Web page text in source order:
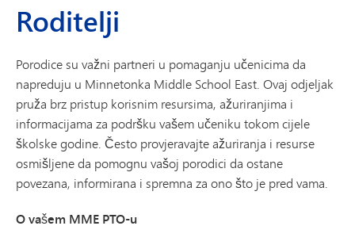
Roditelji
Porodice su važni partneri u pomaganju učenicima da
napreduju u Minnetonka Middle School East. Ovaj odjeljak
pruža brz pristup korisnim resursima, ažuriranjima i
informacijama za podršku vašem učeniku tokom cijele
školske godine. Često provjeravajte ažuriranja i resurse
osmišljene da pomognu vašoj porodici da ostane
povezana, informirana i spremna za ono što je pred vama.
O vašem MME PTO-u